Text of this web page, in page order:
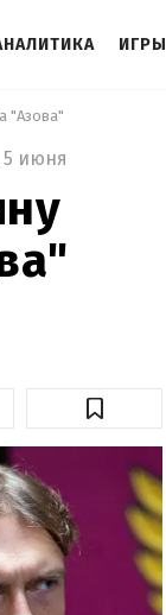
ИГРЫ
"Азова"
5 июня